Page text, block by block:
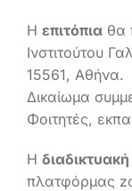
Η επιτόπια θα
Ινστιτούτου
15561, Αθήνα.
Δικαίωμα
Φοιτητές,
Η διαδικτυακή
πλατφόρμας